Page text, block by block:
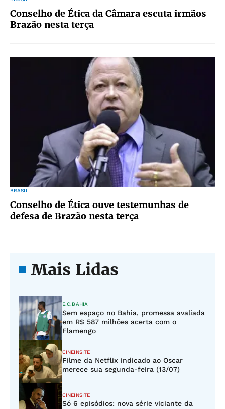
Conselho de Ética da Câmara escuta irmãos
Brazão nesta terça
BRASIL
Conselho de Ética ouve testemunhas de
defesa de Brazão nesta terça
Mais Lidas
E.C.BAHIA
Sem espaço no Bahia, promessa avaliada
em R$ 587 milhões acerta com o
Flamengo
CINEINSITE
Filme da Netflix indicado ao Oscar
merece sua segunda-feira (13/07)
CINEINSITE
Só 6 episódios: nova série viciante da